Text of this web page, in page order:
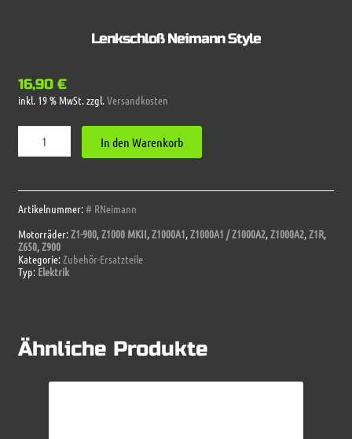
Lenkschloß Neimann Style
16,90 €
inkl. 19 % MwSt.zzgl.Versandkosten
Neimann
In den Warenkorb
Artikelnummer:# RNeimann
Motorräder:Z1-900,Z1000 MKII,Z1000A1,Z1000A1 / Z1000A2,Z1000A2,Z1R,
Z650,Z900
Kategorie:Zubehör-Ersatzteile
Typ: Elektrik
Ähnliche Produkte